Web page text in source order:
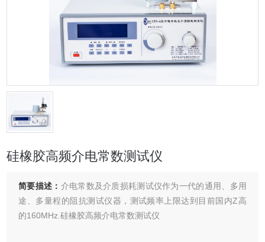
硅橡胶高频介电常数测试仪
简要描述： 介电常数及介质损耗测试仪作为一代的通用、多用
途、多量程的阻抗测试仪器，测试频率上限达到目前国内Z高
的160MHz.硅橡胶高频介电常数测试仪